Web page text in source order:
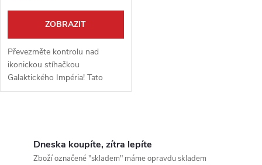
ZOBRAZIT
Převezměte kontrolu nad
ikonickou stíhačkou
Galaktického Impéria! Tato
detailně zpracovaná stavebnice
Dneska koupíte, zítra lepíte
Zboží označené "skladem" máme opravdu skladem